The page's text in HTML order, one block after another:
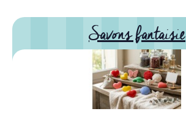
Savons fantaisie